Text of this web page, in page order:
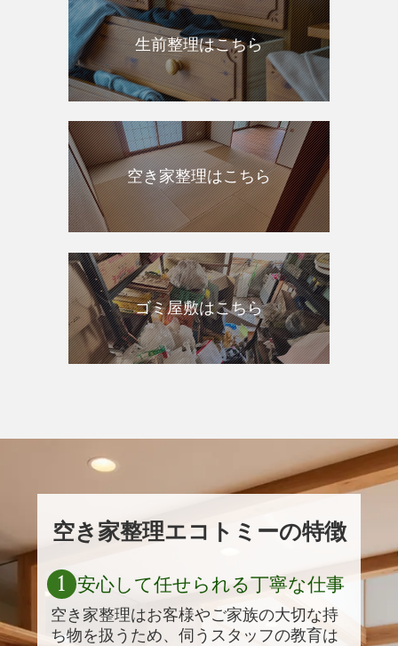
生前整理はこちら
空き家整理はこちら
ゴミ屋敷はこちら
空き家整理エコトミーの特徴
安心して任せられる丁寧な仕事
空き家整理はお客様やご家族の大切な持
ち物を扱うため、伺うスタッフの教育は
1